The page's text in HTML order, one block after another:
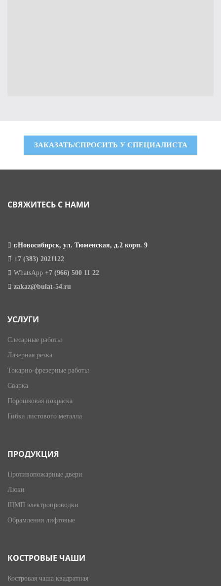
ЗАКАЗАТЬ/СПРОСИТЬ У СПЕЦИАЛИСТА
СВЯЖИТЕСЬ С НАМИ
г.Новосибирск, ул. Тюменская, д.2 корп. 9
+7 (383) 2021122
WhatsApp +7 (966) 500 11 22
zakaz@bulat-54.ru
УСЛУГИ
Слесарные работы
Лазерная резка
Токарно-фрезерные работы
Сварка
Порошковая покраска
Гибка листового металла
ПРОДУКЦИЯ
Противопожарные двери
Люки
ЩМП электропроводки
Обрамления лифтовые
КОСТРОВЫЕ ЧАШИ
Костровая чаша квадратная